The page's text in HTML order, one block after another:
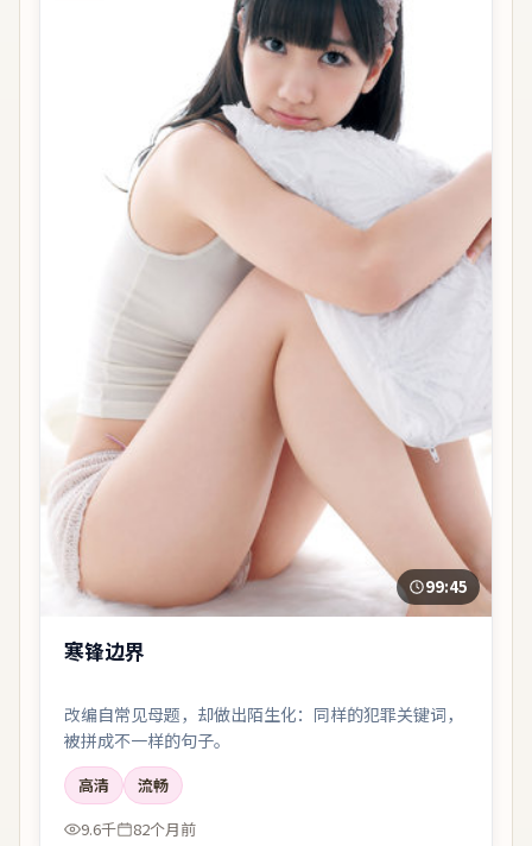
99:45
寒锋边界
改编自常见母题，却做出陌生化：同样的犯罪关键词，
被拼成不一样的句子。
高清
流畅
9.6千
82个月前